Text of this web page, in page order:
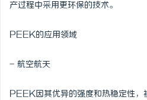
产过程中采用更环保的技术。
PEEK的应用领域
- 航空航天
PEEK因其优异的强度和热稳定性，